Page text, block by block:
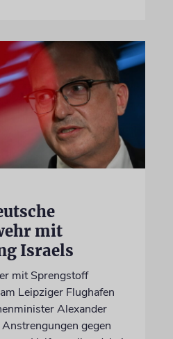
mit
Israels
mit Sprengstoff
Leipziger Flughafen
Alexander
gegen